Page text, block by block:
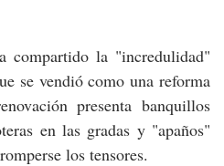
compartido la "incredulidad"
se vendió como una reforma
presenta banquillos
en las gradas y "apaños"
los tensores.